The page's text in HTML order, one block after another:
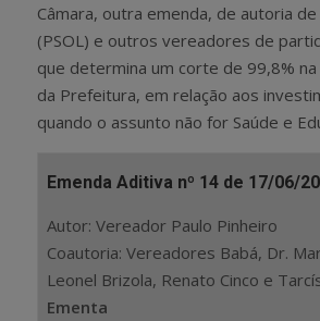
Câmara, outra emenda, de autoria
(PSOL) e outros vereadores de
que determina um corte de 99,8%
da Prefeitura, em relação aos
quando o assunto não for Saúde e
Emenda Aditiva nº 14 de 17/06/
Autor: Vereador Paulo Pinheiro
Coautoria: Vereadores Babá, Dr.
Leonel Brizola, Renato Cinco e
Ementa